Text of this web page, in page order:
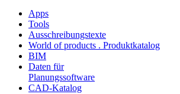
Apps
Tools
Ausschreibungstexte
World of products . Produktkatalog
BIM
Daten für
Planungssoftware
CAD-Katalog